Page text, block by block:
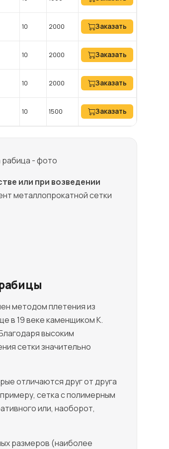
10 2000 Заказать
10 2000 Заказать
10 2000 Заказать
10 1500 Заказать
или при возведении
металлопрокатной сетки
методом плетения из
в 19 веке каменщиком К.
высоким
сетки значительно
отличаются друг от друга
сетка с полимерным
или, наоборот,
размеров (наиболее